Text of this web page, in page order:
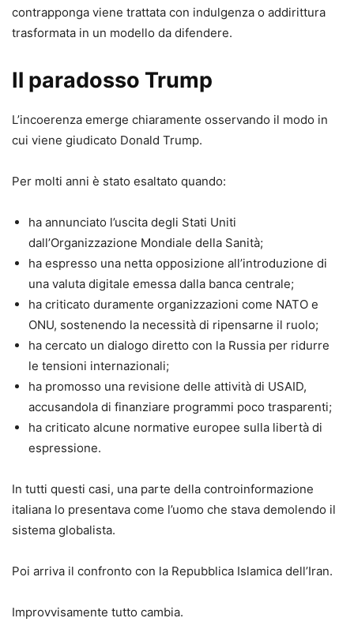
contrapponga viene trattata con indulgenza o addirittura
trasformata in un modello da difendere.
Il paradosso Trump
L’incoerenza emerge chiaramente osservando il modo in
cui viene giudicato Donald Trump.
Per molti anni è stato esaltato quando:
ha annunciato l’uscita degli Stati Uniti
dall’Organizzazione Mondiale della Sanità;
ha espresso una netta opposizione all’introduzione di
una valuta digitale emessa dalla banca centrale;
ha criticato duramente organizzazioni come NATO e
ONU, sostenendo la necessità di ripensarne il ruolo;
ha cercato un dialogo diretto con la Russia per ridurre
le tensioni internazionali;
ha promosso una revisione delle attività di USAID,
accusandola di finanziare programmi poco trasparenti;
ha criticato alcune normative europee sulla libertà di
espressione.
In tutti questi casi, una parte della controinformazione
italiana lo presentava come l’uomo che stava demolendo il
sistema globalista.
Poi arriva il confronto con la Repubblica Islamica dell’Iran.
Improvvisamente tutto cambia.